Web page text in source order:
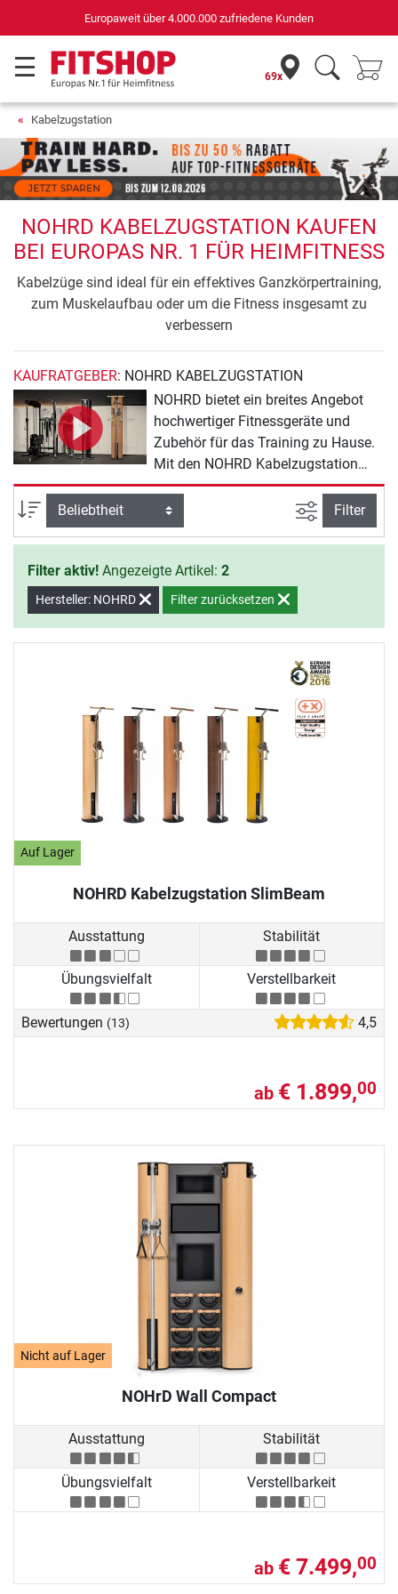
Europaweit über 4.000.000 zufriedene Kunden
69x
Kabelzugstation
NOHRD KABELZUGSTATION KAUFEN
BEI EUROPAS NR. 1 FÜR HEIMFITNESS
Kabelzüge sind ideal für ein effektives Ganzkörpertraining,
zum Muskelaufbau oder um die Fitness insgesamt zu
verbessern
KAUFRATGEBER: NOHRD KABELZUGSTATION
NOHRD bietet ein breites Angebot
hochwertiger Fitnessgeräte und
Zubehör für das Training zu Hause.
Mit den NOHRD Kabelzugstation
Produkten werden Sie zu Hause
effektiv fit, nehmen ab und halten
sich gesund.
Sortierung Ansicht
Filter
Filter aktiv! Angezeigte Artikel: 2
Hersteller: NOHRD Filter zurücksetzen
Auf Lager
NOHRD Kabelzugstation SlimBeam
Ausstattung Stabilität
Übungsvielfalt Verstellbarkeit
Bewertungen (13) 4,5
ab € 1.899,00
Nicht auf Lager
NOHrD Wall Compact
Ausstattung Stabilität
Übungsvielfalt Verstellbarkeit
ab € 7.499,00